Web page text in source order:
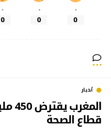
-
0
-
0
-
0
أخبار
قطاع الصحة